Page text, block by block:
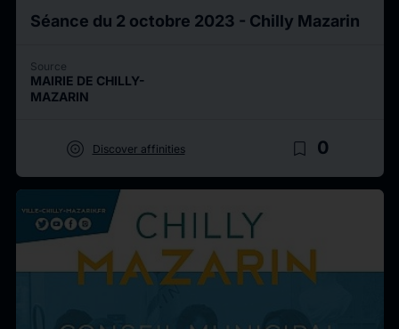
Séance du 2 octobre 2023 - Chilly Mazarin
Source
MAIRIE DE CHILLY-
MAZARIN
target Discover affinities bookmark_border 0